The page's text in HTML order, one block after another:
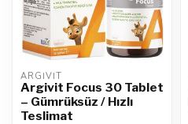
ARGIVIT
Argivit Focus 30 Tablet
– Gümrüksüz / Hızlı
Teslimat